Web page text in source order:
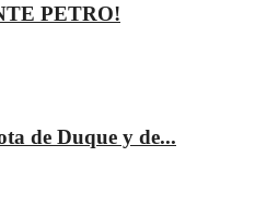
PETRO!
de Duque y de...